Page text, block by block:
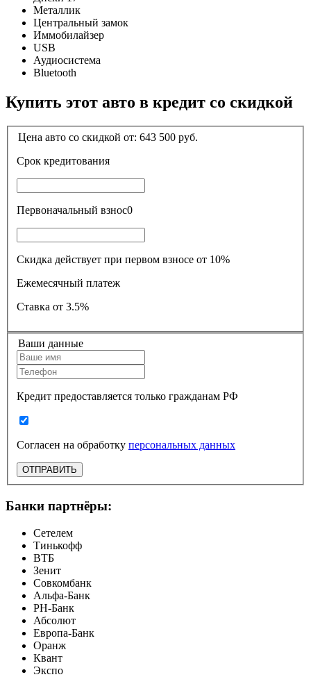
Металлик
Центральный замок
Иммобилайзер
USB
Аудиосистема
Bluetooth
Купить этот авто в кредит со скидкой
Цена авто со скидкой от: 643 500 руб.
Срок кредитования
Первоначальный взнос0
Скидка действует при первом взносе от 10%
Ежемесячный платеж
Ставка от 3.5%
Ваши данные
Кредит предоставляется только гражданам РФ
Согласен на обработку персональных данных
ОТПРАВИТЬ
Банки партнёры:
Сетелем
Тинькофф
ВТБ
Зенит
Совкомбанк
Альфа-Банк
РН-Банк
Абсолют
Европа-Банк
Оранж
Квант
Экспо